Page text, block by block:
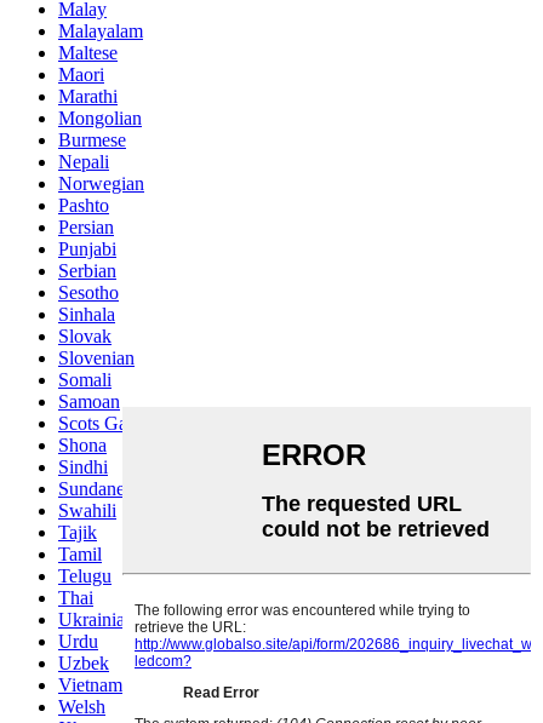
Malay
Malayalam
Maltese
Maori
Marathi
Mongolian
Burmese
Nepali
Norwegian
Pashto
Persian
Punjabi
Serbian
Sesotho
Sinhala
Slovak
Slovenian
Somali
Samoan
Scots Gaelic
Shona
Sindhi
Sundanese
Swahili
Tajik
Tamil
Telugu
Thai
Ukrainian
Urdu
Uzbek
Vietnamese
Welsh